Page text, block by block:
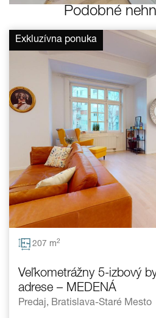
Podobné
Exkluzívna ponuka
207 m2
Veľkometrážny 5-izbový
adrese – MEDENÁ
Predaj, Bratislava-Staré Mesto